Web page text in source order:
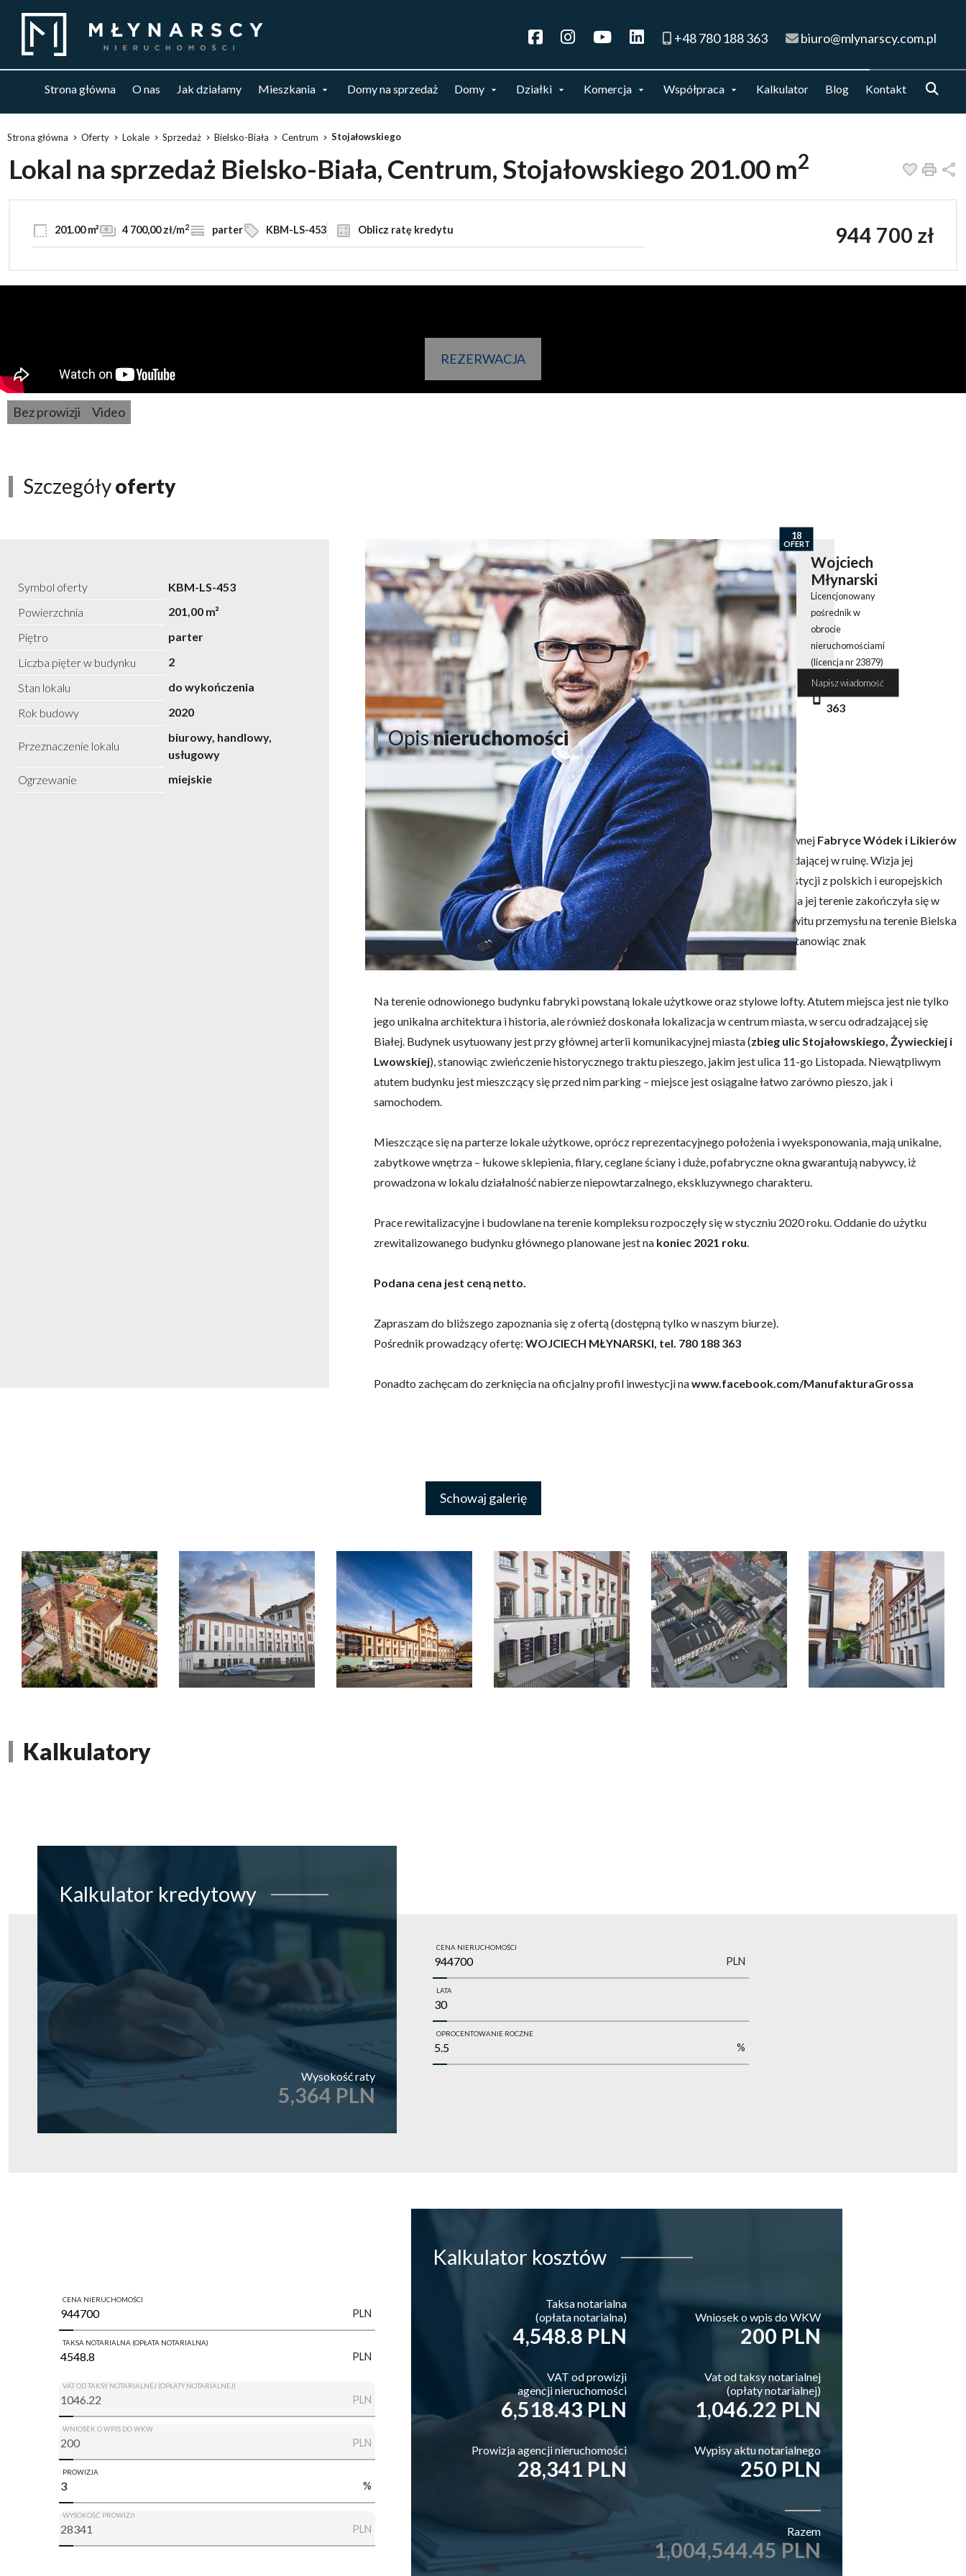
+48 780 188 363 biuro@mlynarscy.com.pl
Strona główna O nas Jak działamy Mieszkania Domy na sprzedaż Domy Działki Komercja Współpraca Kalkulator Blog Kontakt
Strona główna Oferty Lokale Sprzedaż Bielsko-Biała Centrum Stojałowskiego
Lokal na sprzedaż Bielsko-Biała, Centrum, Stojałowskiego 201.00 m2 Dodaj
201.00 m² 4 700,00 zł/m2 parter KBM-LS-453 Oblicz ratę kredytu 944 700 zł
Bez prowizji Video
REZERWACJA
Szczegółyoferty
Symbol oferty
KBM-LS-453
Powierzchnia
201,00 m²
Piętro
parter
Liczba pięter w budynku
2
Stan lokalu
do wykończenia
Rok budowy
2020
Przeznaczenie lokalu
biurowy, handlowy,
usługowy
Ogrzewanie
miejskie
Wojciech
Młynarski
Licencjonowany
pośrednik w
obrocie
nieruchomościami
(licencja nr 23879)
780 188
363
Napisz wiadomość
18
OFERT
Opisnieruchomości
Zarezerwowane!
Manufaktura Grossato odważny projekt, którego celem jest danie nowego życia dawnej Fabryce Wódek i Likierów
– jednej z najstarszych fabryk na terenie Bielska-Białej, obecnie popadającej w ruinę. Wizja jej
rewitalizacji przeprowadzona zostanie w oparciu o najlepsze wzorce podobnych inwestycji z polskich i europejskich
miast. Budynek fabryki został oddany do użytku w 1857 roku, zaś produkcja alkoholi na jej terenie zakończyła się w
latach 90. XX wieku. Jego architektura i bogata historia nawiązuje do „złotej ery” rozkwitu przemysłu na terenie Bielska
i Białej, zaś doskonale zachowany, pofabryczny komin należy do ostatnich w mieście, stanowiąc znak
charakterystyczny i wizytówkę tego miejsca.
Na terenie odnowionego budynku fabryki powstaną lokale użytkowe oraz stylowe lofty. Atutem miejsca jest nie tylko
jego unikalna architektura i historia, ale również doskonała lokalizacja w centrum miasta, w sercu odradzającej się
Białej. Budynek usytuowany jest przy głównej arterii komunikacyjnej miasta (zbieg ulic Stojałowskiego, Żywieckiej i
Lwowskiej), stanowiąc zwieńczenie historycznego traktu pieszego, jakim jest ulica 11-go Listopada. Niewątpliwym
atutem budynku jest mieszczący się przed nim parking – miejsce jest osiągalne łatwo zarówno pieszo, jak i
samochodem.
Mieszczące się na parterze lokale użytkowe, oprócz reprezentacyjnego położenia i wyeksponowania, mają unikalne,
zabytkowe wnętrza – łukowe sklepienia, filary, ceglane ściany i duże, pofabryczne okna gwarantują nabywcy, iż
prowadzona w lokalu działalność nabierze niepowtarzalnego, ekskluzywnego charakteru.
Prace rewitalizacyjne i budowlane na terenie kompleksu rozpoczęły się w styczniu 2020 roku. Oddanie do użytku
zrewitalizowanego budynku głównego planowane jest na koniec 2021 roku.
Podana cena jest ceną netto.
Zapraszam do bliższego zapoznania się z ofertą (dostępną tylko w naszym biurze).
Pośrednik prowadzący ofertę: WOJCIECH MŁYNARSKI, tel. 780 188 363
Ponadto zachęcam do zerknięcia na oficjalny profil inwestycji nawww.facebook.com/ManufakturaGrossa
Schowaj galerię
Kalkulatory
Kalkulator kredytowy
Wysokość raty
5,364 PLN
CENA NIERUCHOMOŚCI
PLN
LATA
OPROCENTOWANIE ROCZNE
%
Kalkulator kosztów
Taksa notarialna
(opłata notarialna)
4,548.8 PLN
Wniosek o wpis do WKW
200 PLN
VAT od prowizji
agencji nieruchomości
6,518.43 PLN
Vat od taksy notarialnej
(opłaty notarialnej)
1,046.22 PLN
Prowizja agencji nieruchomości
28,341 PLN
Wypisy aktu notarialnego
250 PLN
Razem
1,004,544.45 PLN
CENA NIERUCHOMOŚCI
PLN
TAKSA NOTARIALNA (OPŁATA NOTARIALNA)
PLN
VAT OD TAKSY NOTARIALNEJ (OPŁATY NOTARIALNEJ)
PLN
WNIOSEK O WPIS DO WKW
PLN
PROWIZJA
%
WYSOKOŚĆ PROWIZJI
PLN